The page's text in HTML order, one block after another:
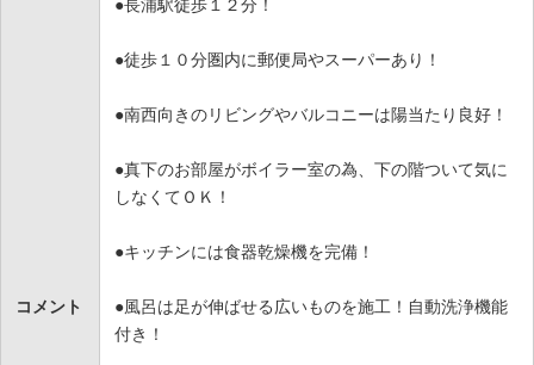
コメント
●長浦駅徒歩１２分！
●徒歩１０分圏内に郵便局やスーパーあり！
●南西向きのリビングやバルコニーは陽当たり良好！
●真下のお部屋がボイラー室の為、下の階ついて気に
しなくてＯＫ！
●キッチンには食器乾燥機を完備！
●風呂は足が伸ばせる広いものを施工！自動洗浄機能
付き！